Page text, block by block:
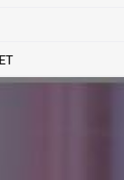
счету в любом